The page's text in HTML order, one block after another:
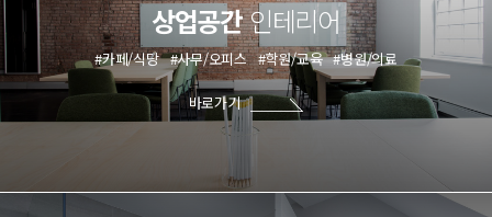
상업공간인테리어
#카페/식당 #사무/오피스 #학원/교육 #병원/의료
바로가기